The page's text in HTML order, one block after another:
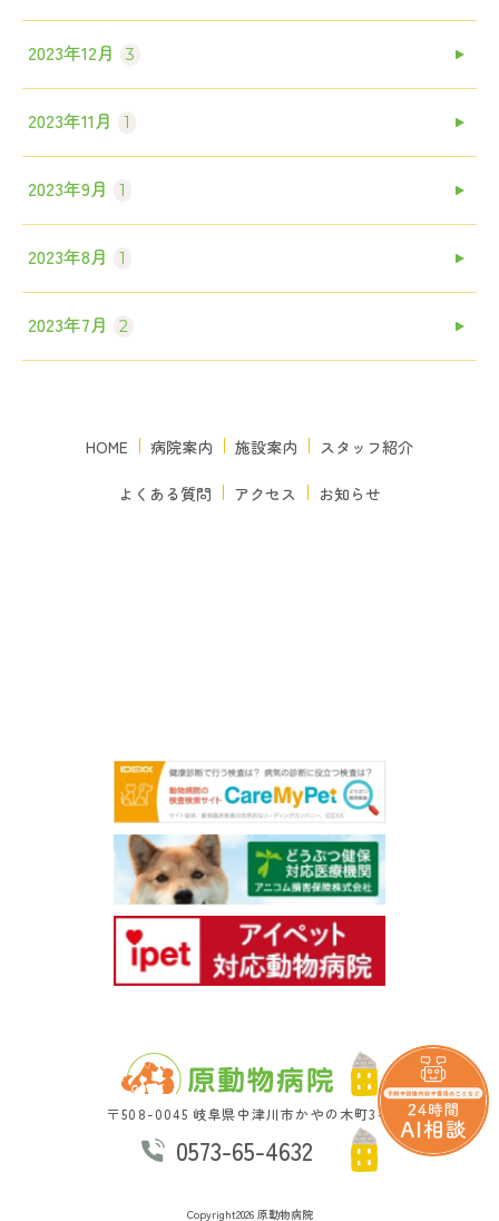
2023年12月 3
2023年11月 1
2023年9月 1
2023年8月 1
2023年7月 2
HOME 病院案内 施設案内 スタッフ紹介
よくある質問 アクセス お知らせ
〒508-0045 岐阜県中津川市かやの木町3-5
0573-65-4632
Copyright2026 原動物病院